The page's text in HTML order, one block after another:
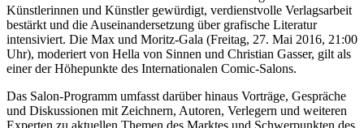
Künstlerinnen und Künstler gewürdigt, verdienstvolle Verlagsarbeit
bestärkt und die Auseinandersetzung über grafische Literatur
intensiviert. Die Max und Moritz-Gala (Freitag, 27. Mai 2016, 21:00
Uhr), moderiert von Hella von Sinnen und Christian Gasser, gilt als
einer der Höhepunkte des Internationalen Comic-Salons.
Das Salon-Programm umfasst darüber hinaus Vorträge, Gespräche
und Diskussionen mit Zeichnern, Autoren, Verlegern und weiteren
Experten zu aktuellen Themen des Marktes und Schwerpunkten des